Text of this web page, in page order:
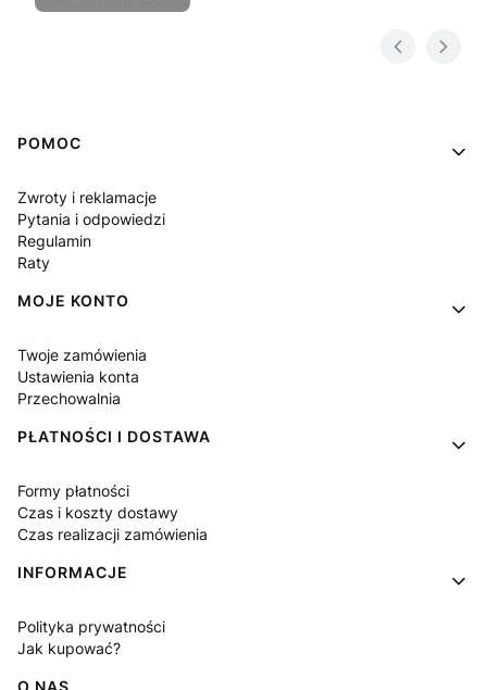
Linki w stopce
POMOC
Zwroty i reklamacje
Pytania i odpowiedzi
Regulamin
Raty
MOJE KONTO
Twoje zamówienia
Ustawienia konta
Przechowalnia
PŁATNOŚCI I DOSTAWA
Formy płatności
Czas i koszty dostawy
Czas realizacji zamówienia
INFORMACJE
Polityka prywatności
Jak kupować?
O NAS